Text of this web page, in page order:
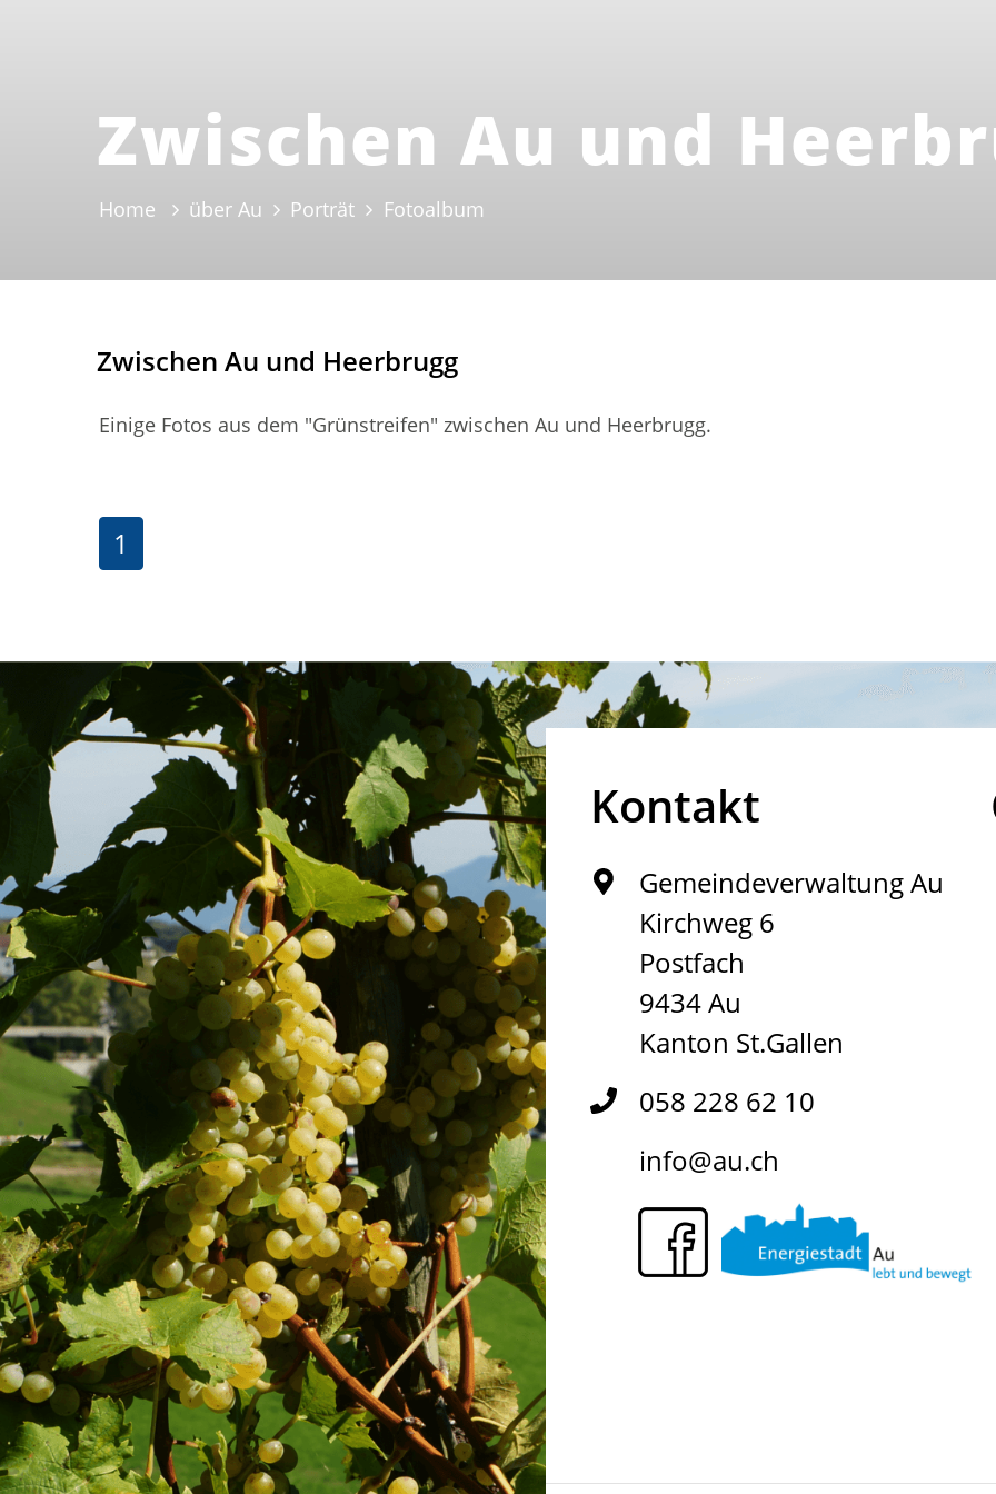
Zwischen Au und
Home über Au Porträt Fotoalbum
Zwischen Au und Heerbrugg
Einige Fotos aus dem "Grünstreifen" zwischen Au und Heerbrugg.
1
Fusszeile Kontakt
Gemeindeverwaltung Au
Kirchweg 6
Postfach
9434 Au
Kanton St.Gallen
058 228 62 10
info@au.ch